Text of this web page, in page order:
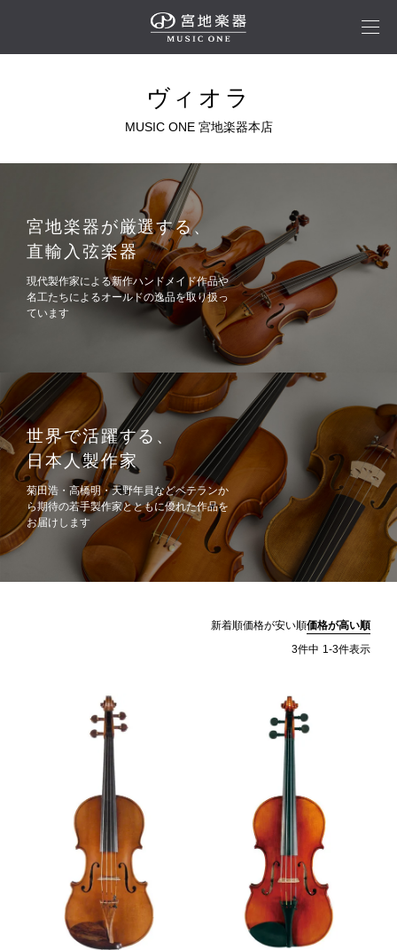
ヴィオラ
宮地楽器が厳選する、
直輸入弦楽器
現代製作家による新作ハンドメイド作品や
名工たちによるオールドの逸品を取り扱っ
ています
世界で活躍する、
日本人製作家
菊田浩・高橋明・天野年員などベテランか
ら期待の若手製作家とともに優れた作品を
お届けします
新着順価格が安い順価格が高い順
3件中 1 -3件表示